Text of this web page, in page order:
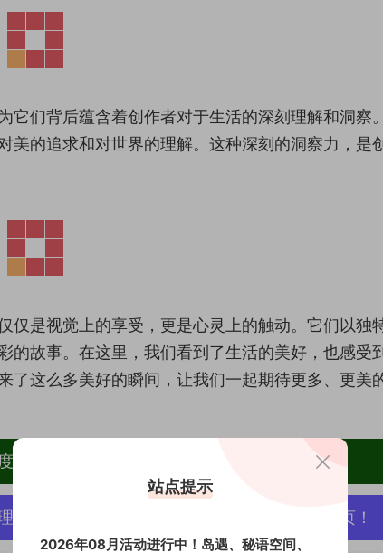
它们背后蕴含着创作者对于生活的深刻理解和洞察
美的追求和对世界的理解。这种深刻的洞察力，是
仅是视觉上的享受，更是心灵上的触动。它们以独
的故事。在这里，我们看到了生活的美好，也感受
了这么多美好的瞬间，让我们一起期待更多、更美
重复、逐一归档方便收藏！
，素材资源无露点、需求请绕道，关闭本站网页！
站点提示
2026年08月活动进行中！岛遇、秘语空间、